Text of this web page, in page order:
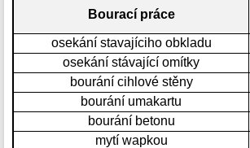
Bourací práce
osekání stavajíciho obkladu
osekání stávající omítky
bourání cihlové stěny
bourání umakartu
bourání betonu
mytí wapkou